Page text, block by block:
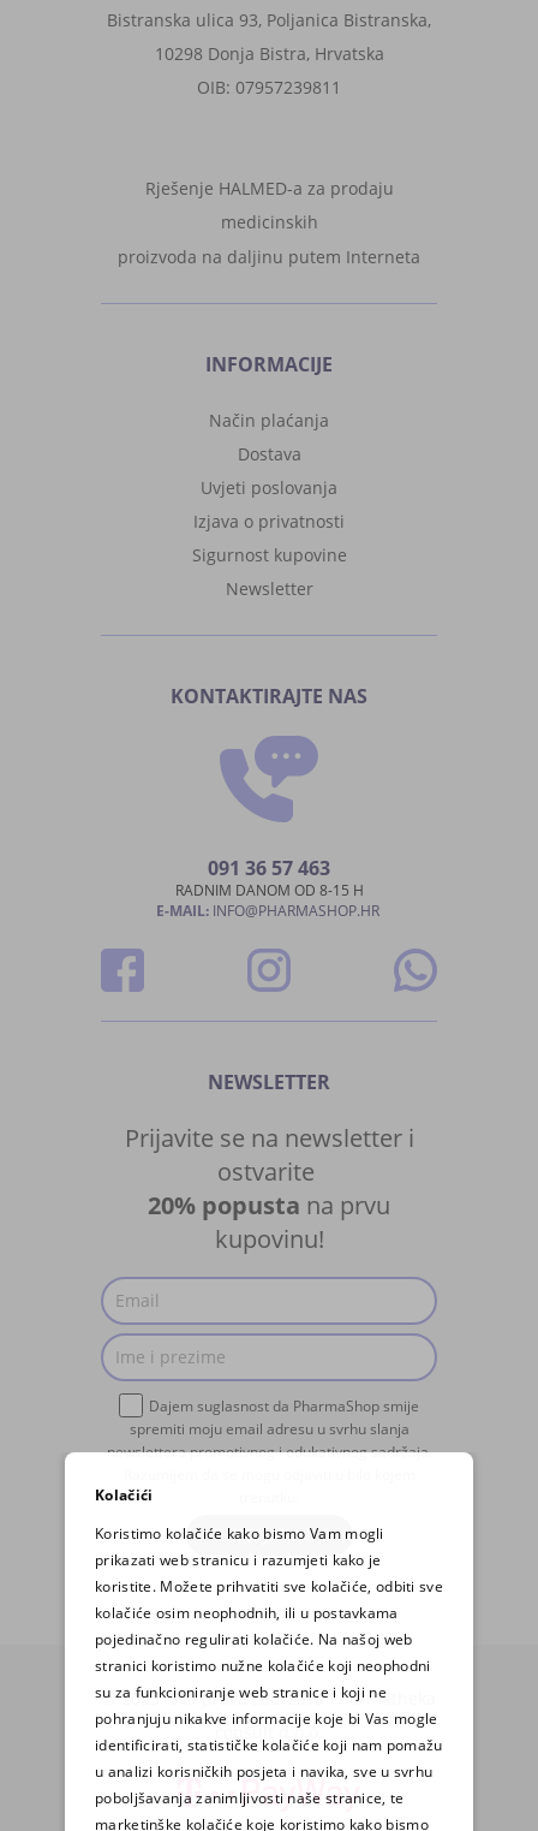
Bistranska ulica 93, Poljanica Bistranska,
10298 Donja Bistra, Hrvatska
OIB: 07957239811
Rješenje HALMED-a za prodaju
medicinskih
proizvoda na daljinu putem Interneta
INFORMACIJE
Način plaćanja
Dostava
Uvjeti poslovanja
Izjava o privatnosti
Sigurnost kupovine
Newsletter
KONTAKTIRAJTE NAS
091 36 57 463
RADNIM DANOM OD 8-15 H
E-MAIL: INFO@PHARMASHOP.HR
NEWSLETTER
Prijavite se na newsletter i
ostvarite
20% popusta na prvu
kupovinu!
Dajem suglasnost da PharmaShop smije
spremiti moju email adresu u svrhu slanja
newslettera promotivnog i edukativnog sadržaja.
PRIJAVA
© 2025. Sva prava zadržava Pharmatheka
consult d.o.o.
Kolačići
Koristimo kolačiće kako bismo Vam mogli
prikazati web stranicu i razumjeti kako je
koristite. Možete prihvatiti sve kolačiće, odbiti sve
kolačiće osim neophodnih, ili u postavkama
pojedinačno regulirati kolačiće. Na našoj web
stranici koristimo nužne kolačiće koji neophodni
su za funkcioniranje web stranice i koji ne
pohranjuju nikakve informacije koje bi Vas mogle
identificirati, statističke kolačiće koji nam pomažu
u analizi korisničkih posjeta i navika, sve u svrhu
poboljšavanja zanimljivosti naše stranice, te
marketinške kolačiće koje koristimo kako bismo